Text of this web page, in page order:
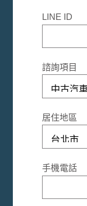
LINE ID
諮詢項目
居住地區
手機電話